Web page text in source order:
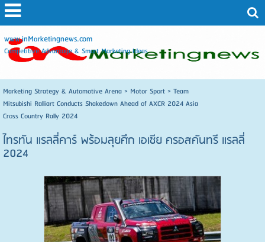
www.inMarketingnews.com
Competitive Advantage & Smart Marketing Ideas
Marketing Strategy & Automotive Arena> Motor Sport> Team
Mitsubishi Ralliart Conducts Shakedown Ahead of AXCR 2024 Asia
Cross Country Rally 2024
ไทรทัน แรลลี่คาร์ พร้อมลุยศึก เอเชีย ครอสคันทรี แรลลี่
2024